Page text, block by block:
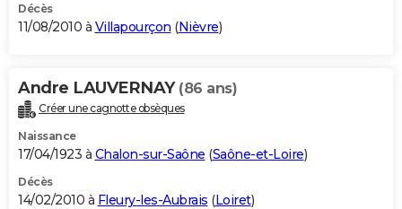
Décès
11/08/2010 à Villapourçon (Nièvre)
Andre LAUVERNAY (86 ans)
Créer une cagnotte obsèques
Naissance
17/04/1923 à Chalon-sur-Saône (Saône-et-Loire)
Décès
14/02/2010 à Fleury-les-Aubrais (Loiret)